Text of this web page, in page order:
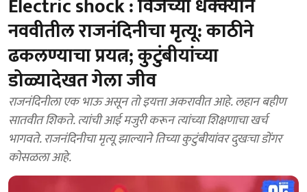
Electric shock : विजेच्या धक्क्याने
नववीतील राजनंदिनीचा मृत्यू: काठीने
ढकलण्याचा प्रयत्न; कुटुंबीयांच्या
डोळ्यादेखत गेला जीव
राजनंदिनीला एक भाऊ असून तो इयत्ता अकरावीत आहे. लहान बहीण
सातवीत शिकते. त्यांची आई मजुरी करून त्यांच्या शिक्षणाचा खर्च
भागवते. राजनंदिनीचा मृत्यू झाल्याने तिच्या कुटुंबीयांवर दुखःचा डोंगर
कोसळला आहे.